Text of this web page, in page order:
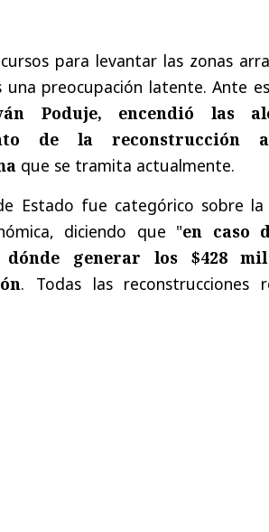
para levantar las zonas
una preocupación latente. Ante
Poduje, encendió las
de la
que se tramita actualmente.
Estado fue categórico sobre
diciendo que "en caso
dónde generar los $428
. Todas las reconstrucciones